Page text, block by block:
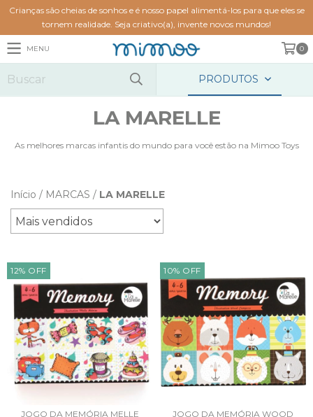
Crianças são cheias de sonhos e é nosso papel alimentá-los para que eles se
tornem realidade. Seja criativo(a), invente novos mundos!
MENU 0
PRODUTOS
LA MARELLE
As melhores marcas infantis do mundo para você estão na Mimoo Toys
Início / MARCAS / LA MARELLE
12% OFF
JOGO DA MEMÓRIA MELLE
10% OFF
JOGO DA MEMÓRIA WOOD